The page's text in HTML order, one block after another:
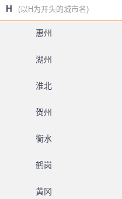
H (以H为开头的城市名)
惠州
湖州
淮北
贺州
衡水
鹤岗
黄冈